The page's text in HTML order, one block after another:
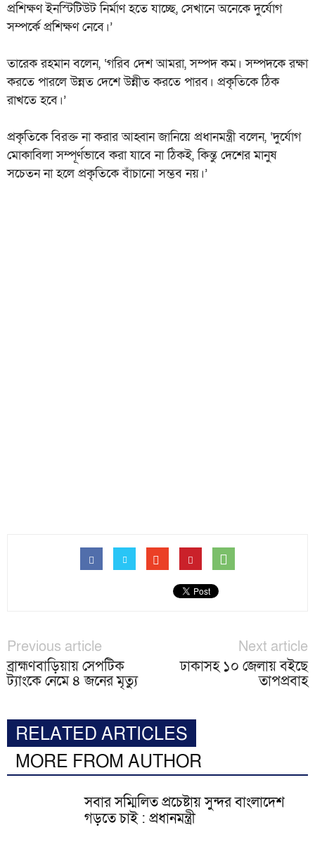
প্রশিক্ষণ ইনস্টিটিউট নির্মাণ হতে যাচ্ছে, সেখানে অনেকে দুর্যোগ
সম্পর্কে প্রশিক্ষণ নেবে।’
তারেক রহমান বলেন, ‘গরিব দেশ আমরা, সম্পদ কম। সম্পদকে রক্ষা
করতে পারলে উন্নত দেশে উন্নীত করতে পারব। প্রকৃতিকে ঠিক
রাখতে হবে।’
প্রকৃতিকে বিরক্ত না করার আহ্বান জানিয়ে প্রধানমন্ত্রী বলেন, ‘দুর্যোগ
মোকাবিলা সম্পূর্ণভাবে করা যাবে না ঠিকই, কিন্তু দেশের মানুষ
সচেতন না হলে প্রকৃতিকে বাঁচানো সম্ভব নয়।’
Previous article
ব্রাহ্মণবাড়িয়ায় সেপটিক
ট্যাংকে নেমে ৪ জনের মৃত্যু
Next article
ঢাকাসহ ১০ জেলায় বইছে
তাপপ্রবাহ
RELATED ARTICLES
MORE FROM AUTHOR
সবার সম্মিলিত প্রচেষ্টায় সুন্দর বাংলাদেশ
গড়তে চাই : প্রধানমন্ত্রী